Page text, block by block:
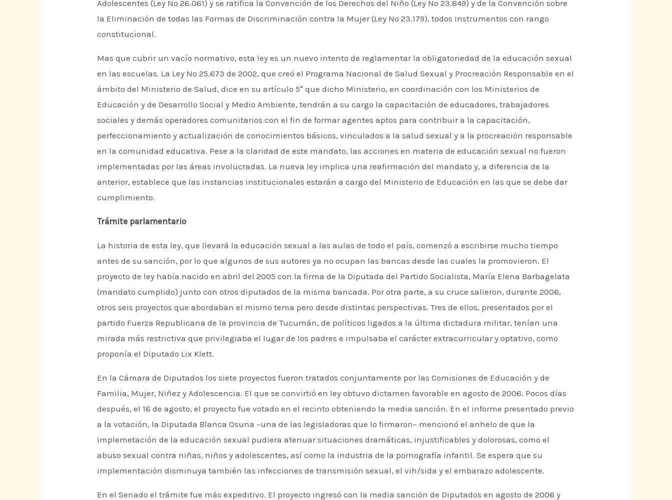
Adolescentes (Ley Nº 26.061) y se ratifica la Convención de los Derechos del Niño (Ley Nº 23.849) y de la Convención sobre
la Eliminación de todas las Formas de Discriminación contra la Mujer (Ley Nº 23.179), todos instrumentos con rango
constitucional.
Mas que cubrir un vacío normativo, esta ley es un nuevo intento de reglamentar la obligatoriedad de la educación sexual
en las escuelas. La Ley Nº 25.673 de 2002, que creó el Programa Nacional de Salud Sexual y Procreación Responsable en el
ámbito del Ministerio de Salud, dice en su artículo 5° que dicho Ministerio, en coordinación con los Ministerios de
Educación y de Desarrollo Social y Medio Ambiente, tendrán a su cargo la capacitación de educadores, trabajadores
sociales y demás operadores comunitarios con el fin de formar agentes aptos para contribuir a la capacitación,
perfeccionamiento y actualización de conocimientos básicos, vinculados a la salud sexual y a la procreación responsable
en la comunidad educativa. Pese a la claridad de este mandato, las acciones en materia de educación sexual no fueron
implementadas por las áreas involucradas. La nueva ley implica una reafirmación del mandato y, a diferencia de la
anterior, establece que las instancias institucionales estarán a cargo del Ministerio de Educación en las que se debe dar
cumplimiento.
Trámite parlamentario
La historia de esta ley, que llevará la educación sexual a las aulas de todo el país, comenzó a escribirse mucho tiempo
antes de su sanción, por lo que algunos de sus autores ya no ocupan las bancas desde las cuales la promovieron. El
proyecto de ley había nacido en abril del 2005 con la firma de la Diputada del Partido Socialista, María Elena Barbagelata
(mandato cumplido) junto con otros diputados de la misma bancada. Por otra parte, a su cruce salieron, durante 2006,
otros seis proyectos que abordaban el mismo tema pero desde distintas perspectivas. Tres de ellos, presentados por el
partido Fuerza Republicana de la provincia de Tucumán, de políticos ligados a la última dictadura militar, tenían una
mirada más restrictiva que privilegiaba el lugar de los padres e impulsaba el carácter extracurricular y optativo, como
proponía el Diputado Lix Klett.
En la Cámara de Diputados los siete proyectos fueron tratados conjuntamente por las Comisiones de Educación y de
Familia, Mujer, Niñez y Adolescencia. El que se convirtió en ley obtuvo dictamen favorable en agosto de 2006. Pocos días
después, el 16 de agosto, el proyecto fue votado en el recinto obteniendo la media sanción. En el informe presentado previo
a la votación, la Diputada Blanca Osuna –una de las legisladoras que lo firmaron– mencionó el anhelo de que la
implemetación de la educación sexual pudiera atenuar situaciones dramáticas, injustificables y dolorosas, como el
abuso sexual contra niñas, niños y adolescentes, así como la industria de la pornografía infantil. Se espera que su
implementación disminuya también las infecciones de transmisión sexual, el vih/sida y el embarazo adolescente.
En el Senado el trámite fue más expeditivo. El proyecto ingresó con la media sanción de Diputados en agosto de 2006 y